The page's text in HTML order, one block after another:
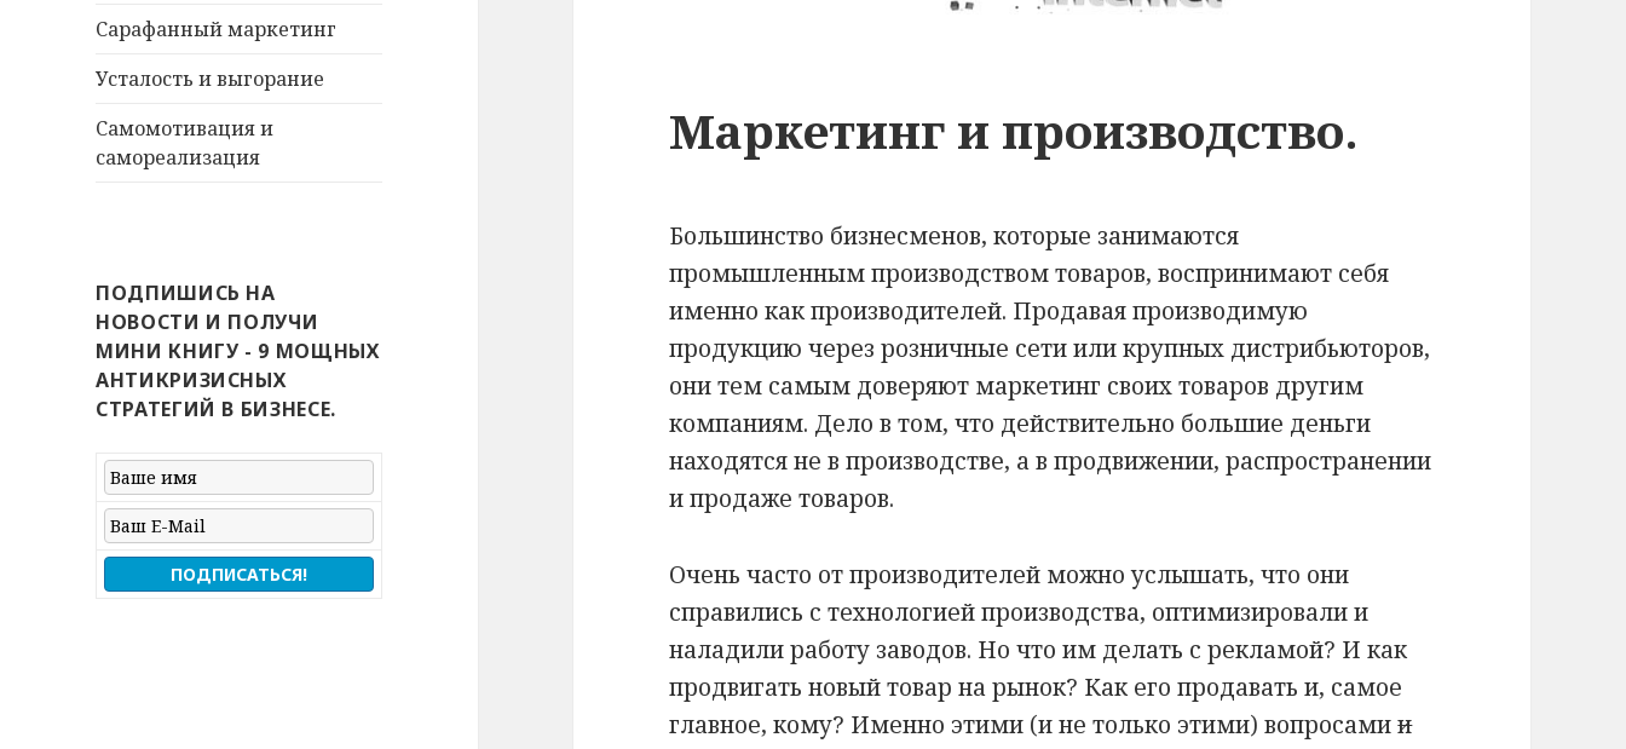
Сарафанный маркетинг
Усталость и выгорание
Самомотивация и
самореализация
ПОДПИШИСЬ НА
НОВОСТИ И ПОЛУЧИ
МИНИ КНИГУ - 9 МОЩНЫХ
АНТИКРИЗИСНЫХ
СТРАТЕГИЙ В БИЗНЕСЕ.
Маркетинг и производство.
Большинство бизнесменов, которые занимаются
промышленным производством товаров, воспринимают себя
именно как производителей. Продавая производимую
продукцию через розничные сети или крупных дистрибьюторов,
они тем самым доверяют маркетинг своих товаров другим
компаниям. Дело в том, что действительно большие деньги
находятся не в производстве, а в продвижении, распространении
и продаже товаров.
Очень часто от производителей можно услышать, что они
справились с технологией производства, оптимизировали и
наладили работу заводов. Но что им делать с рекламой? И как
продвигать новый товар на рынок? Как его продавать и, самое
главное, кому? Именно этими (и не только этими) вопросамии